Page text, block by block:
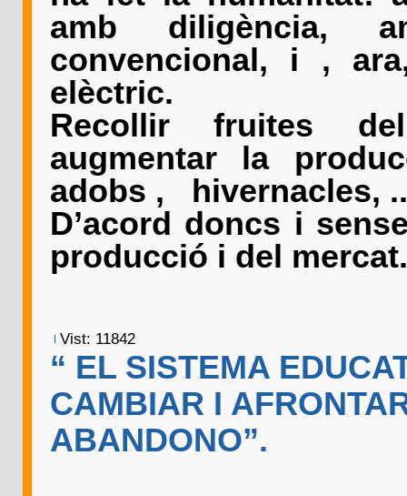
amb diligència,
convencional, i ,
elèctric.
Recollir fruites
augmentar la
adobs , hivernacles,
D’acord doncs i
producció i del mercat.
Vist: 11842
“ EL SISTEMA
CAMBIAR I
ABANDONO”.